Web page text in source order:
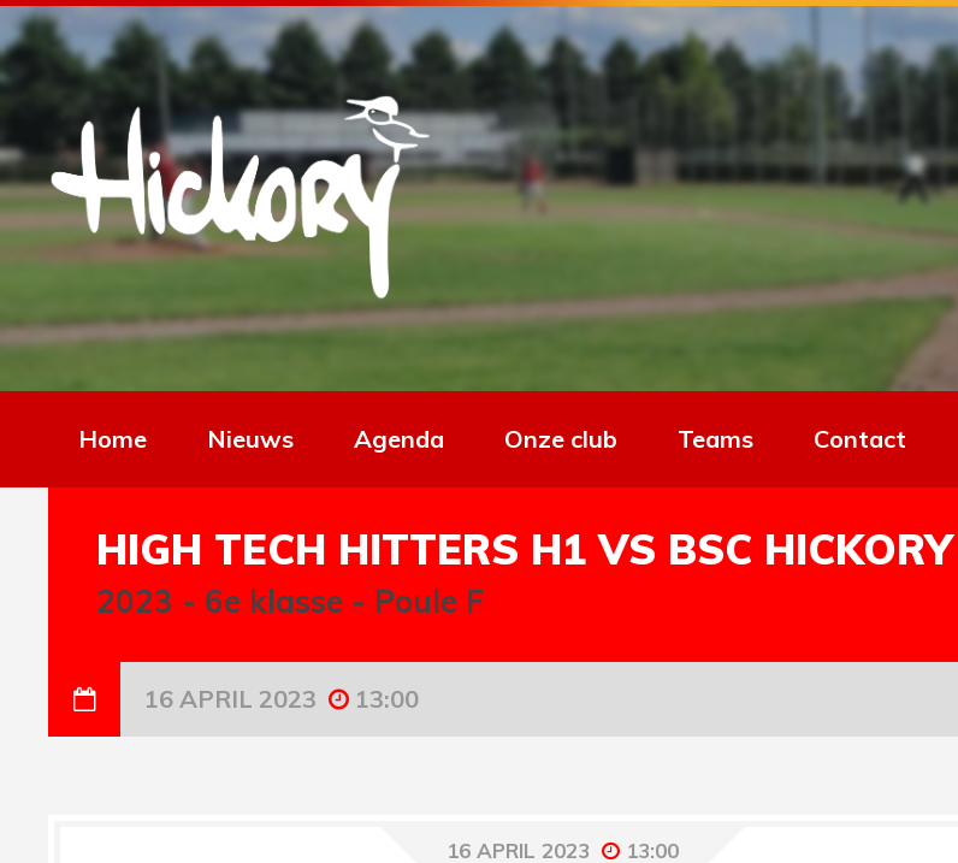
Home Nieuws Agenda Onze club Teams Contact
HIGH TECH HITTERS H1 VS BSC
2023 - 6e klasse - Poule F
16 APRIL 2023 13:00
16 APRIL 2023 13:00